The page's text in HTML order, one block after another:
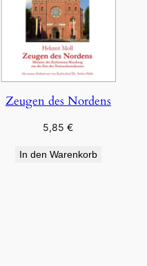
Zeugen des Nordens
5,85€
In den Warenkorb